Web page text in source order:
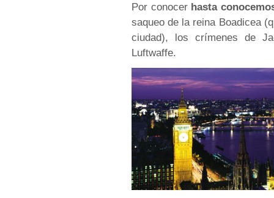
Por conocer hasta
saqueo de la reina Boadicea
ciudad), los crímenes de
Luftwaffe.